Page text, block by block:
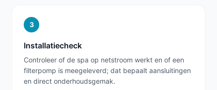
3
Installatiecheck
Controleer of de spa op netstroom werkt en of een
filterpomp is meegeleverd; dat bepaalt aansluitingen
en direct onderhoudsgemak.